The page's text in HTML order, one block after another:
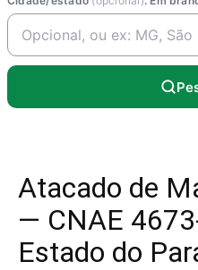
Atacado de
— CNAE
Estado do